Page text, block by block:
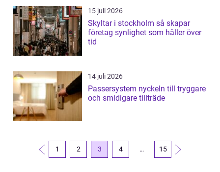
15 juli 2026
Skyltar i stockholm så skapar
företag synlighet som håller över
tid
14 juli 2026
Passersystem nyckeln till tryggare
och smidigare tillträde
1 2 3 4 … 15